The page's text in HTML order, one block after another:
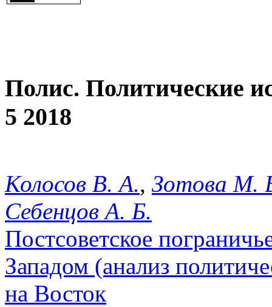
Полис. Политические
5 2018
Колосов В. А., Зотова М.
Себенцов А. Б.
Постсоветское
Западом (анализ
на Восток